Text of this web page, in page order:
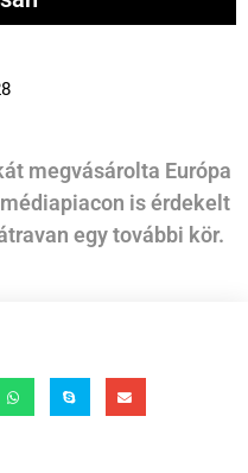
megvásárolta Európa
is érdekelt
egy további kör.